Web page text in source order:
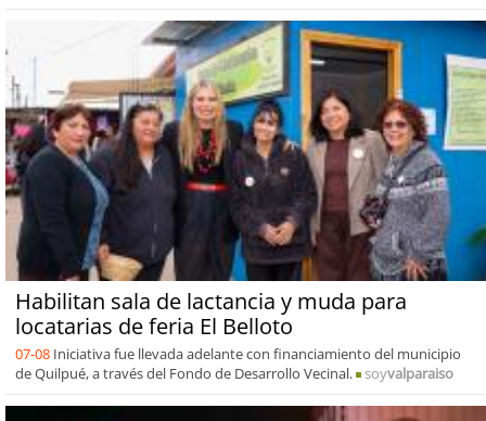
Habilitan sala de lactancia y muda para
locatarias de feria El Belloto
07-08 Iniciativa fue llevada adelante con financiamiento del municipio
de Quilpué, a través del Fondo de Desarrollo Vecinal.
soyvalparaiso